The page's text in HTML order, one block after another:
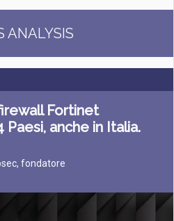
ANALYSIS
Fortinet
anche in Italia.
fondatore